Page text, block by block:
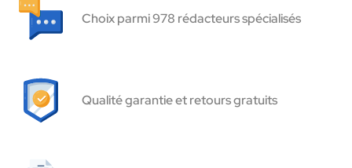
Choix parmi 978 rédacteurs spécialisés
Qualité garantie et retours gratuits